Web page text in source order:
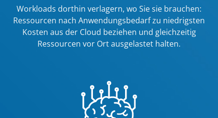
Workloads dorthin verlagern, wo Sie sie brauchen:
Ressourcen nach Anwendungsbedarf zu niedrigsten
Kosten aus der Cloud beziehen und gleichzeitig
Ressourcen vor Ort ausgelastet halten.